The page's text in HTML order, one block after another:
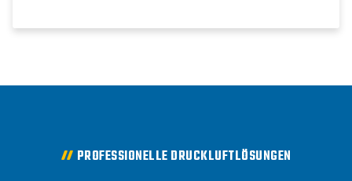
PROFESSIONELLE DRUCKLUFTLÖSUNGEN